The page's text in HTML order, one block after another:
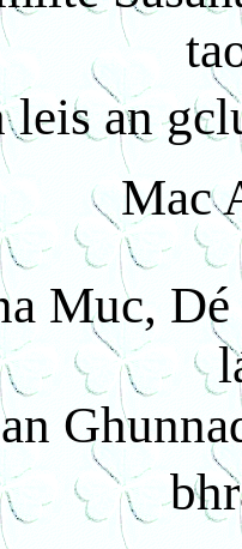
an
Mac
Muc,